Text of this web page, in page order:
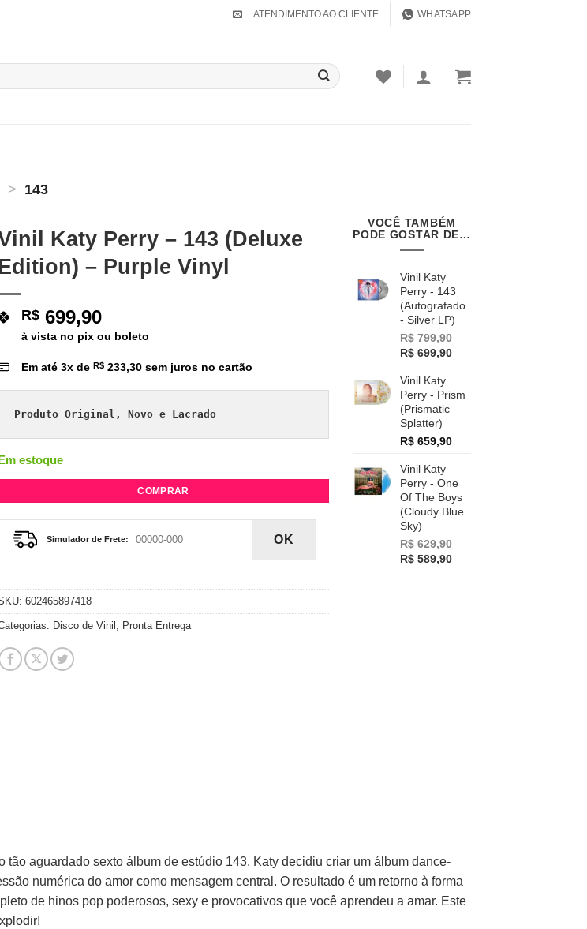
ATENDIMENTO AO CLIENTE WHATSAPP
> 143
Katy Perry – 143 (Deluxe
– Purple Vinyl
R$ 699,90
à vista no pix ou boleto
Em até 3x de R$ 233,30 sem juros no cartão
Produto Original, Novo e Lacrado
estoque
COMPRAR
Simulador de Frete: OK
602465897418
Disco de Vinil Pronta Entrega
VOCÊ TAMBÉM
PODE GOSTAR DE…
Vinil Katy
Perry - 143
(Autografado
- Silver LP)
R$799,90
Original
was:
R$ 799,90.
R$ 699,90Current
R$ 699,90.
Vinil Katy
Perry - Prism
(Prismatic
Splatter)
R$ 659,90
Vinil Katy
Perry - One
Of The Boys
(Cloudy Blue
Sky)
R$629,90
Original
R$ 589,90Current
aguardado sexto álbum de estúdio 143. Katy decidiu criar um álbum dance-
numérica do amor como mensagem central. O resultado é um retorno à forma
de hinos pop poderosos, sexy e provocativos que você aprendeu a amar. Este